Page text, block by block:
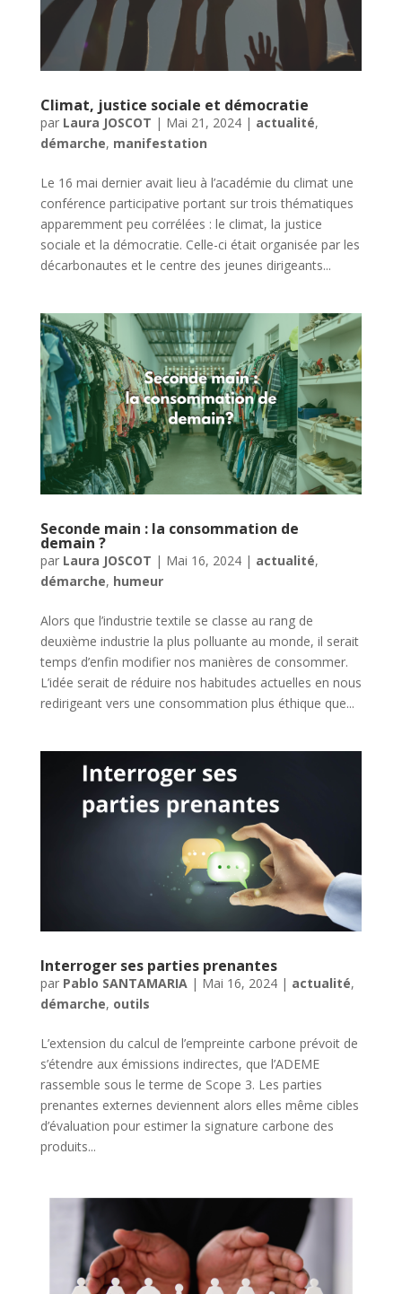
Climat, justice sociale et démocratie
par Laura JOSCOT | Mai 21, 2024| actualité,
démarche, manifestation
Le 16 mai dernier avait lieu à l’académie du climat une
conférence participative portant sur trois thématiques
apparemment peu corrélées : le climat, la justice
sociale et la démocratie. Celle-ci était organisée par les
décarbonautes et le centre des jeunes dirigeants...
Seconde main : la consommation de
demain ?
par Laura JOSCOT | Mai 16, 2024| actualité,
démarche, humeur
Alors que l’industrie textile se classe au rang de
deuxième industrie la plus polluante au monde, il serait
temps d’enfin modifier nos manières de consommer.
L’idée serait de réduire nos habitudes actuelles en nous
redirigeant vers une consommation plus éthique que...
Interroger ses parties prenantes
par Pablo SANTAMARIA| Mai 16, 2024| actualité,
démarche, outils
L’extension du calcul de l’empreinte carbone prévoit de
s’étendre aux émissions indirectes, que l’ADEME
rassemble sous le terme de Scope 3. Les parties
prenantes externes deviennent alors elles même cibles
d’évaluation pour estimer la signature carbone des
produits...